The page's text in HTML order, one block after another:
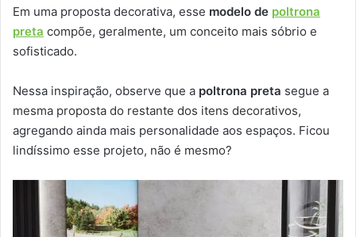
Em uma proposta decorativa, esse modelo de poltrona
preta compõe, geralmente, um conceito mais sóbrio e
sofisticado.
Nessa inspiração, observe que a poltrona preta segue a
mesma proposta do restante dos itens decorativos,
agregando ainda mais personalidade aos espaços. Ficou
lindíssimo esse projeto, não é mesmo?